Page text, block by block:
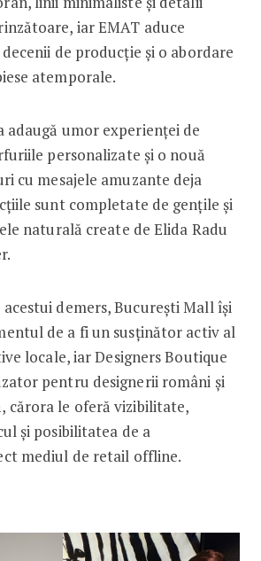
iar EMAT aduce
de producție și o abordare
atemporale.
adaugă umor experienței de
personalizate și o nouă
cu mesajele amuzante deja
sunt completate de gențile și
naturală create de Elida Radu
demers, București Mall își
de a fi un susținător activ al
locale, iar Designers Boutique
pentru designerii români și
cărora le oferă vizibilitate,
și posibilitatea de a
mediul de retail offline.